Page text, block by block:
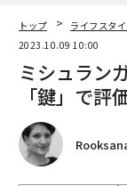
トップ ライフスタ
2023.10.09 10:00
ミシュラン
「鍵」で評